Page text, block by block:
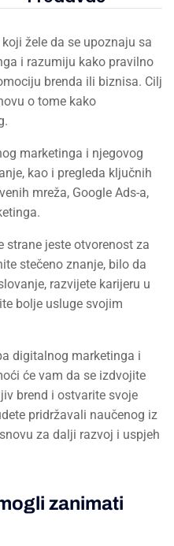
žele da se upoznaju sa
i razumiju kako pravilno
brenda ili biznisa. Cilj
o tome kako
marketinga i njegovog
kao i pregleda ključnih
mreža, Google Ads-a,
strane jeste otvorenost za
stečeno znanje, bilo da
razvijete karijeru u
bolje usluge svojim
digitalnog marketinga i
će vam da se izdvojite
brend i ostvarite svoje
pridržavali naučenog iz
za dalji razvoj i uspjeh
zanimati